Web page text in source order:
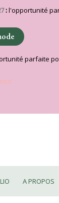
:l'opportunité
parfaite
A PROPOS